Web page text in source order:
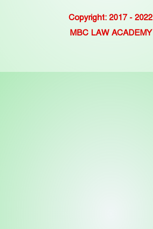
Copyright: 2017 - 2022
MBC LAW ACADEMY